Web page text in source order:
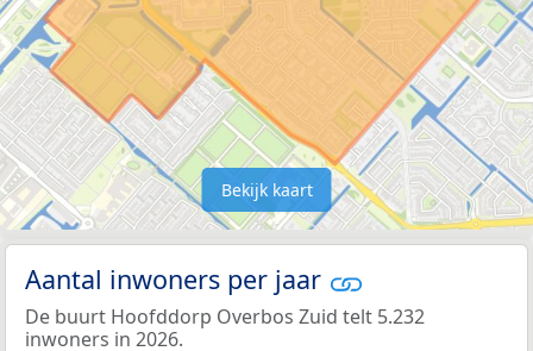
Bekijk kaart
Aantal inwoners per jaar
De buurt Hoofddorp Overbos Zuid telt 5.232
inwoners in 2026.